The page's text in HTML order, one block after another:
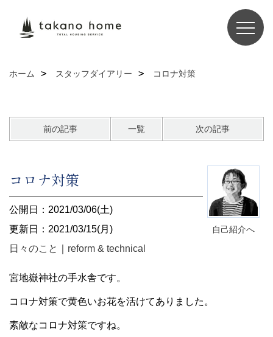
ホーム スタッフダイアリー コロナ対策
前の記事 一覧 次の記事
自己紹介へ
コロナ対策
公開日：2021/03/06(土)
更新日：2021/03/15(月)
日々のこと
reform & technical
宮地嶽神社の手水舎です。
コロナ対策で黄色いお花を活けてありました。
素敵なコロナ対策ですね。